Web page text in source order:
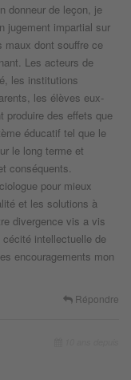
donneur de leçon, je
jugement impartial sur
maux dont souffre ce
Les acteurs de
les institutions
les élèves eux-
produire des effets que
éducatif tel que le
le long terme et
conséquents.
pour mieux
et les solutions à
divergence vis a vis
intellectuelle de
encouragements mon
Répondre